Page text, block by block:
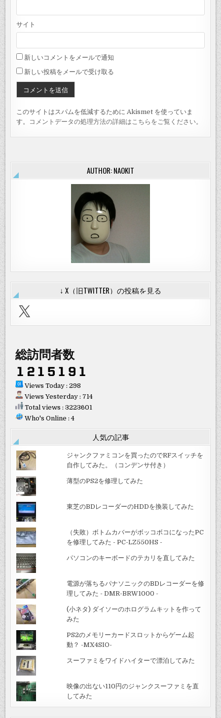
サイト
新しいコメントをメールで通知
新しい投稿をメールで受け取る
このサイトはスパムを低減するために Akismet を使っていま
す。
コメントデータの処理方法の詳細はこちらをご覧ください。
AUTHOR: NAOKIT
↓ X（旧TWITTER）の投稿を見る
X
総訪問者数
Views Today : 298
Views Yesterday : 714
Total views : 3223601
Who's Online : 4
人気の記事
ジャンクファミコンを買ったのでRFスイッチを
自作してみた。（コンデンサ付き）
薄型のPS2を修理してみた
東芝のBDレコーダーのHDDを換装してみた
（失敗）ボトムカバーがボッコボコになったPC
を修理してみた - PC-LZ550HS -
パソコンのキーボードのテカリを直してみた
電源が落ちるパナソニックのBDレコーダーを修
理してみた - DMR-BRW1000 -
(小ネタ) ダイソーのホログラムキットを作って
みた
PS2のメモリーカードスロットからゲーム起
動？ -MX4SIO-
スーファミをワイドハイターで漂泊してみた
映像の出ない110円のジャンクスーファミを直
してみた